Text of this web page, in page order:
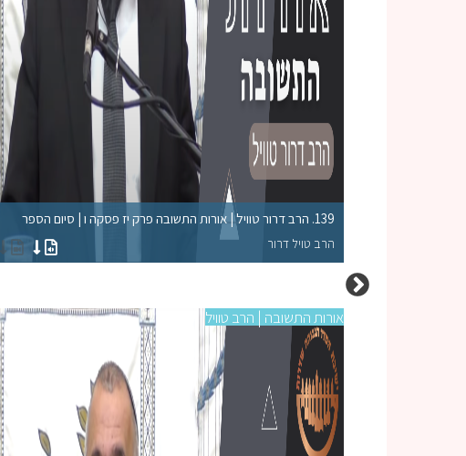
139. הרב דרור טוויל | אורות התשובה פרק יז פסקה ו | סיום הספר
הרב טויל דרור
אורות התשובה | הרב טוויל